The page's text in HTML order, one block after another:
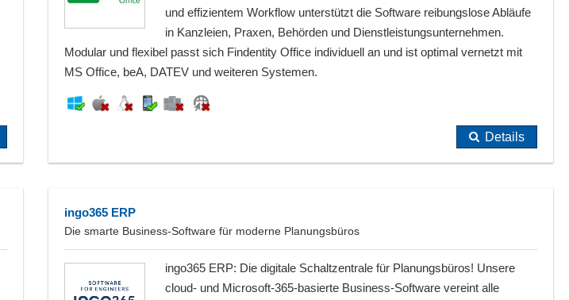
und effizientem Workflow unterstützt die Software reibungslose Abläufe
in Kanzleien, Praxen, Behörden und Dienstleistungsunternehmen.
Modular und flexibel passt sich Findentity Office individuell an und ist optimal vernetzt mit
MS Office, beA, DATEV und weiteren Systemen.
Details
ingo365 ERP
Die smarte Business-Software für moderne Planungsbüros
ingo365 ERP: Die digitale Schaltzentrale für Planungsbüros! Unsere
cloud- und Microsoft-365-basierte Business-Software vereint alle